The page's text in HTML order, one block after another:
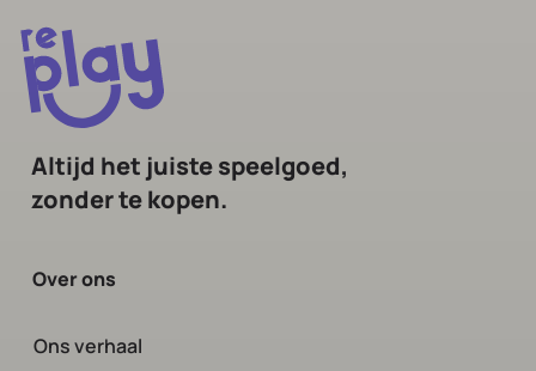
Altijd het juiste speelgoed,
zonder te kopen.
Over ons
Ons verhaal